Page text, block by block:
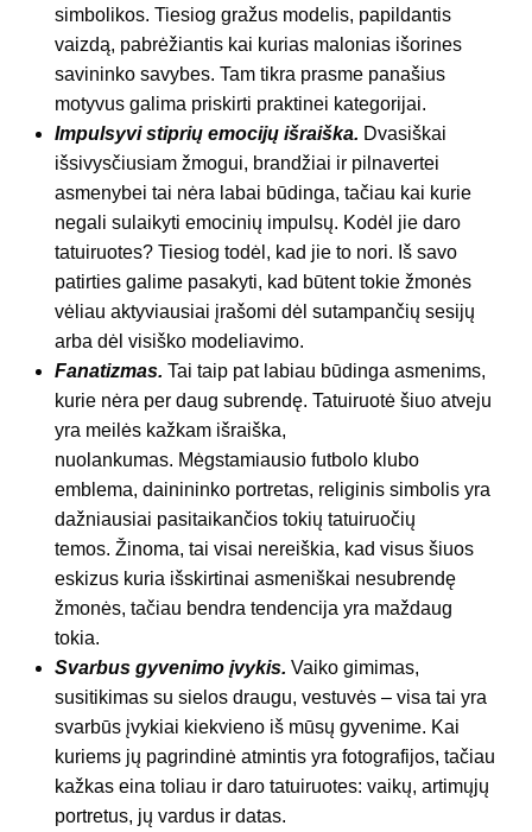
simbolikos. Tiesiog gražus modelis, papildantis
vaizdą, pabrėžiantis kai kurias malonias išorines
savininko savybes. Tam tikra prasme panašius
motyvus galima priskirti praktinei kategorijai.
Impulsyvi stiprių emocijų išraiška. Dvasiškai
išsivysčiusiam žmogui, brandžiai ir pilnavertei
asmenybei tai nėra labai būdinga, tačiau kai kurie
negali sulaikyti emocinių impulsų. Kodėl jie daro
tatuiruotes? Tiesiog todėl, kad jie to nori. Iš savo
patirties galime pasakyti, kad būtent tokie žmonės
vėliau aktyviausiai įrašomi dėl sutampančių sesijų
arba dėl visiško modeliavimo.
Fanatizmas. Tai taip pat labiau būdinga asmenims,
kurie nėra per daug subrendę. Tatuiruotė šiuo atveju
yra meilės kažkam išraiška,
nuolankumas. Mėgstamiausio futbolo klubo
emblema, dainininko portretas, religinis simbolis yra
dažniausiai pasitaikančios tokių tatuiruočių
temos. Žinoma, tai visai nereiškia, kad visus šiuos
eskizus kuria išskirtinai asmeniškai nesubrendę
žmonės, tačiau bendra tendencija yra maždaug
tokia.
Svarbus gyvenimo įvykis. Vaiko gimimas,
susitikimas su sielos draugu, vestuvės – visa tai yra
svarbūs įvykiai kiekvieno iš mūsų gyvenime. Kai
kuriems jų pagrindinė atmintis yra fotografijos, tačiau
kažkas eina toliau ir daro tatuiruotes: vaikų, artimųjų
portretus, jų vardus ir datas.